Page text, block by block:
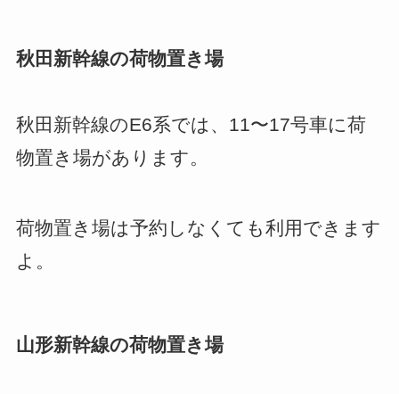
秋田新幹線の荷物置き場
秋田新幹線のE6系では、11〜17号車に荷
物置き場があります。
荷物置き場は予約しなくても利用できます
よ。
山形新幹線の荷物置き場